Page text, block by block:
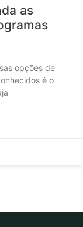
as
opções de
é o